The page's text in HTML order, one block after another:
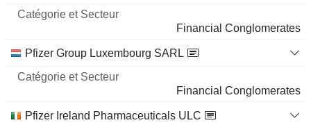
2,99%
2 838 913
17 M $
NXERA PHARMA CO., LTD.
Financial Conglomerates
Pfizer Group Luxembourg SARL
Financial Conglomerates
Pfizer Ireland Pharmaceuticals ULC